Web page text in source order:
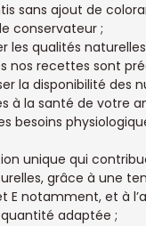
sans ajout de
conservateur ;
les qualités
nos recettes sont
la disponibilité des
à la santé de votre
besoins
unique qui
grâce à une
E notamment, et à
adaptée ;